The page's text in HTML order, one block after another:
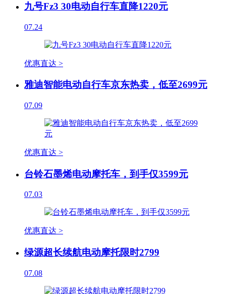
九号Fz3 30电动自行车直降1220元
07.24
优惠直达 >
雅迪智能电动自行车京东热卖，低至2699元
07.09
优惠直达 >
台铃石墨烯电动摩托车，到手仅3599元
07.03
优惠直达 >
绿源超长续航电动摩托限时2799
07.08